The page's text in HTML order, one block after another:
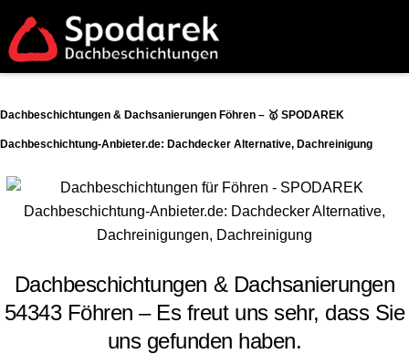
Dachbeschichtungen & Dachsanierungen Föhren – 🥇 SPODAREK
Dachbeschichtung-Anbieter.de: Dachdecker Alternative, Dachreinigung
Dachbeschichtungen & Dachsanierungen
54343 Föhren – Es freut uns sehr, dass Sie
uns gefunden haben.